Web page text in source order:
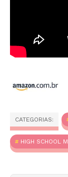
CATEGORIAS:
HIGH SCHOOL